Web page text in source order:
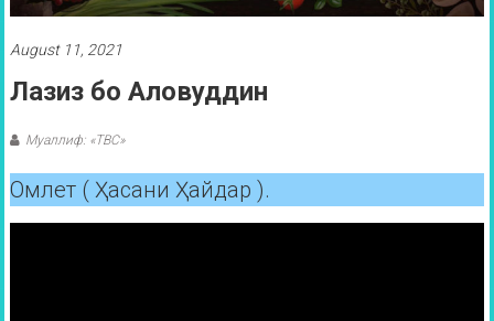
August 11, 2021
Лазиз бо Аловуддин
Муаллиф: «ТВС»
Омлет ( Ҳасани Ҳайдар ).